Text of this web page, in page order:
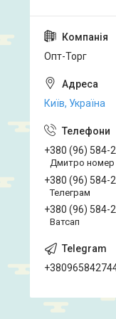
Опт-Торг
Київ, Україна
+380 (96) 584-
Дмитро номер
+380 (96) 584-
Телеграм
+380 (96) 584-
Ватсап